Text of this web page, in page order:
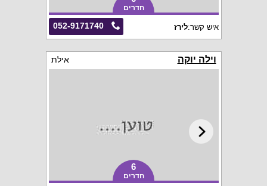
חדרים
052-9171740 איש קשר:לירז
וילה יוקה אילת
6
חדרים